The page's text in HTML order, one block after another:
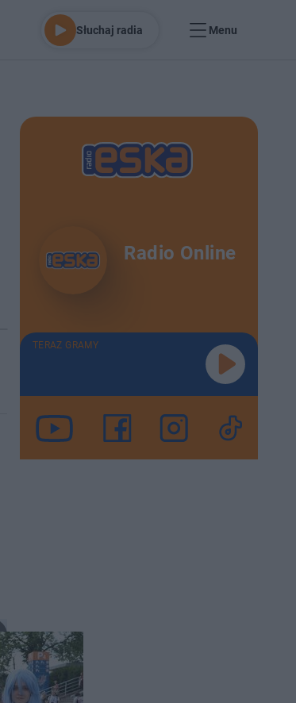
Słuchaj radia Menu
Radio Online
TERAZ GRAMY